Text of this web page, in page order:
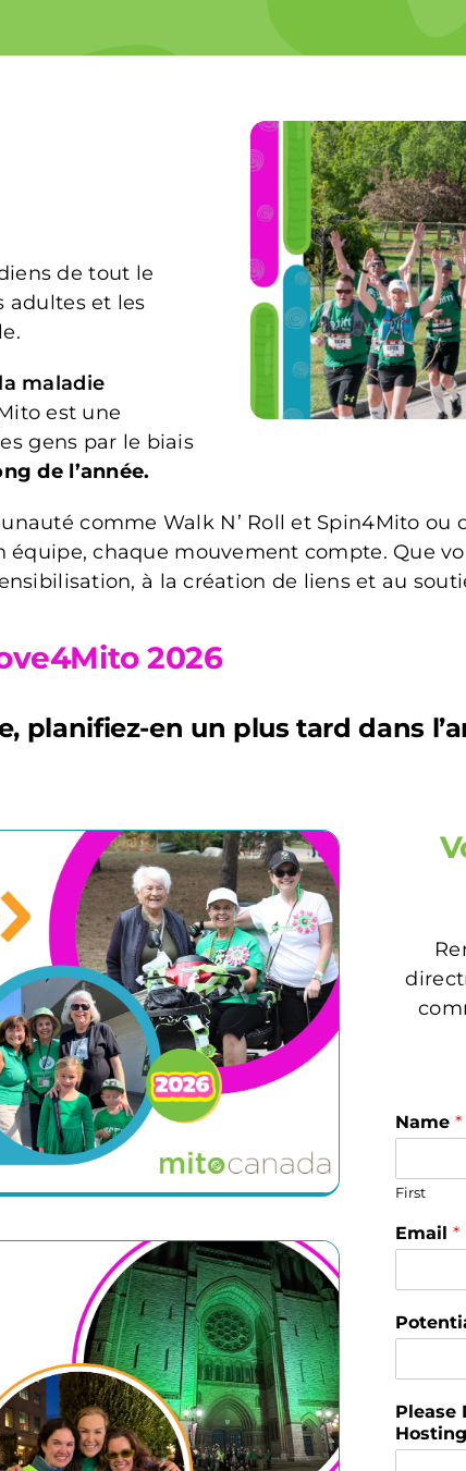
de tout le
adultes et les
maladie
est une
gens par le biais
de l’année.
comme Walk N’ Roll et Spin4Mito ou
chaque mouvement compte. Que
à la création de liens et au
2026
planifiez-en un plus tard dans
Name*
First
Email*
Please